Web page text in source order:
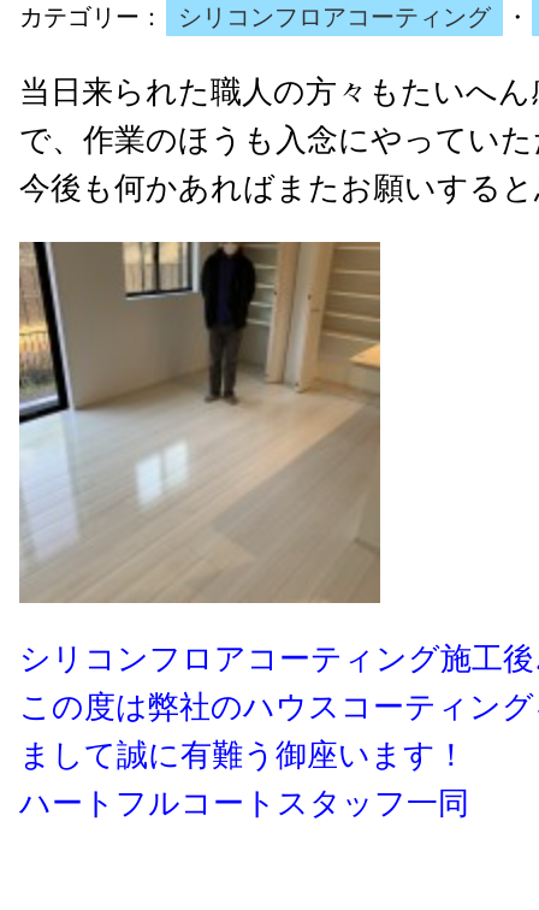
カテゴリー： シリコンフロアコーティング ・
当日来られた職人の方々もたいへ
で、作業のほうも入念にやってい
今後も何かあればまたお願いする
シリコンフロアコーティング施工後
この度は弊社のハウスコーティン
まして誠に有難う御座います！
ハートフルコートスタッフ一同